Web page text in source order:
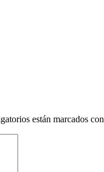
están marcados con